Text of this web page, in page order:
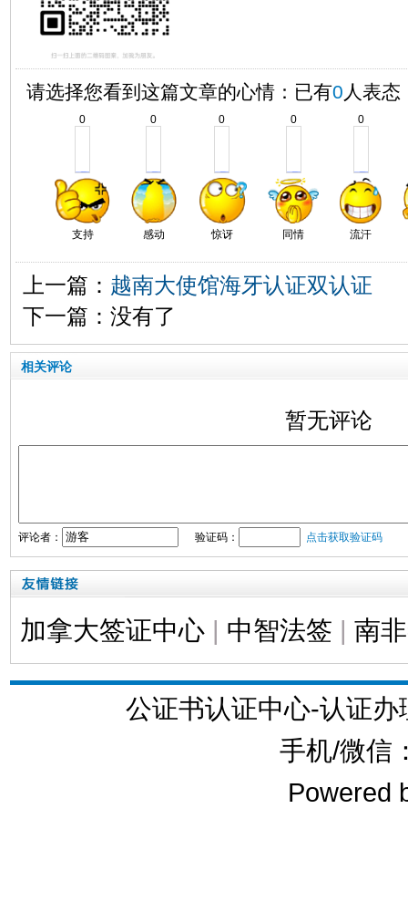
请选择您看到这篇文章的心情：已有0 人表态
0
支持
0
感动
0
惊讶
0
同情
0
流汗
上一篇： 越南大使馆海牙认证双认证
下一篇：没有了
相关评论
暂无评论
评论者： 验证码： 点击获取验证码
加拿大签证中心 | 中智法签 | 南
公证书认证中心-认证
手机/微信
Powered